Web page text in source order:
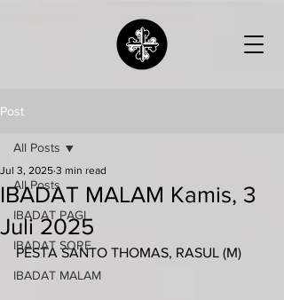
Post
All Posts
IBADAT PAGI
IBADAT SORE
IBADAT MALAM
All Posts
IBADAT MALAM Kamis, 3
Juli 2025
Jul 3, 2025 3 min read
PESTA SANTO THOMAS, RASUL (M)